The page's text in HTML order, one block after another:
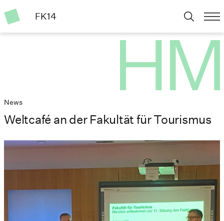
FK14
News
Weltcafé an der Fakultät für Tourismus